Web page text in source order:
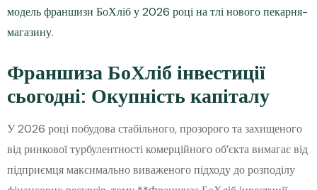
Франшиза БоХліб інвестиції
сьогодні: Окупність капіталу
У 2026 році побудова стабільного, прозорого та захищеного
від ринкової турбулентності комерційного об’єкта вимагає від
підприємця максимально виваженого підходу до розподілу